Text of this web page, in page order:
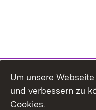
Um unsere
und verbessern zu
Cookies.